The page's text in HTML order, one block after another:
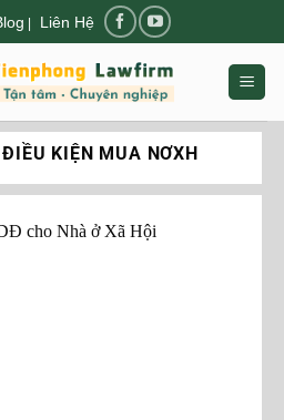
| Liên Hệ
ĐIỀU KIỆN MUA NƠXH